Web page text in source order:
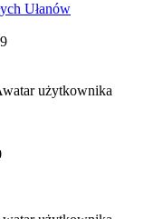
Ułanów